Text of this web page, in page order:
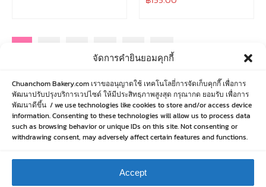
จัดการคำยินยอมคุกกี้
Chuanchom Bakery.com เราขออนุญาตใช้ เทคโนโลยี่การจัดเก็บคุกกี๊ เพื่อการ
พัฒนาปรับปรุงบริการเวปไซด์ ให้มีประสิทธฺภาพสูงสุด กรุณากด ยอมรับ เพื่อการ
พัฒนาดีขึ้น / we use technologies like cookies to store and/or access device
information. Consenting to these technologies will allow us to process data
such as browsing behavior or unique IDs on this site. Not consenting or
withdrawing consent, may adversely affect certain features and functions.
Accept
1